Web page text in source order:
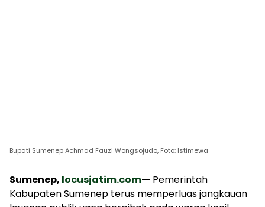
Bupati Sumenep Achmad Fauzi Wongsojudo, Foto: Istimewa
Sumenep, locusjatim.com— Pemerintah
Kabupaten Sumenep terus memperluas jangkauan